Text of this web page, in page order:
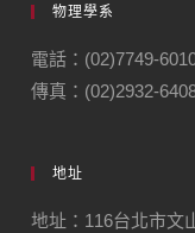
物理學系
電話：(02)7749-
傳真：(02)2932-
地址
地址：116台北市文